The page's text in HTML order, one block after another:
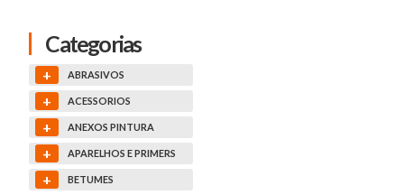
Categorias
+ ABRASIVOS
+ ACESSORIOS
+ ANEXOS PINTURA
+ APARELHOS E PRIMERS
+ BETUMES